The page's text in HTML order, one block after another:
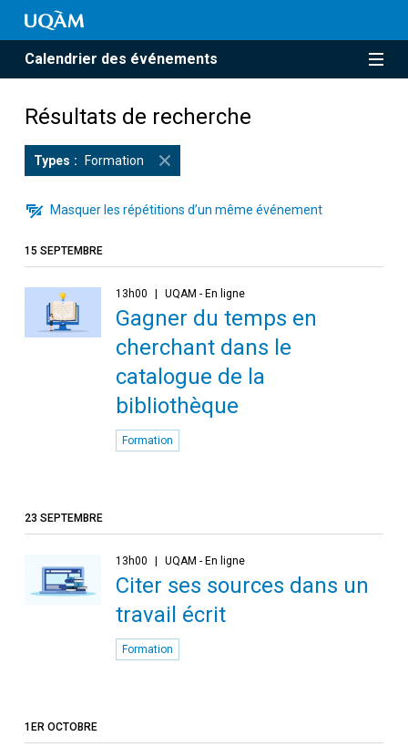
Calendrier des événements
Résultats de recherche
Types Formation
Masquer les répétitions d’un même événement
15 SEPTEMBRE
13h00 UQAM - En ligne
Gagner du temps en
cherchant dans le
catalogue de la
bibliothèque
Formation
23 SEPTEMBRE
13h00 UQAM - En ligne
Citer ses sources dans un
travail écrit
Formation
1ER OCTOBRE